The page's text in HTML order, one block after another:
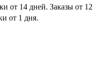
от 14 дней. Заказы от 12
от 1 дня.